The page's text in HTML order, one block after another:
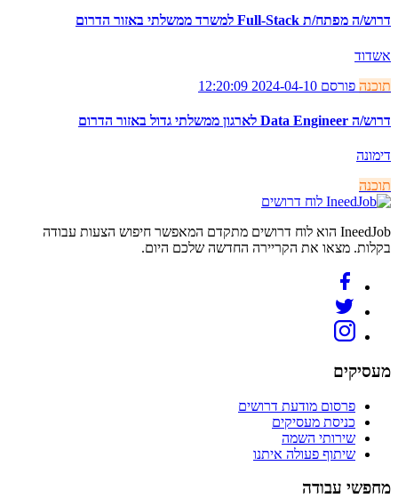
דרוש/ה מפתח/ת Full-Stack למשרד ממשלתי באזור הדרום
אשדוד
תוכנה פורסם 2024-04-10 12:20:09
דרוש/ה Data Engineer לארגון ממשלתי גדול באזור הדרום
דימונה
תוכנה
לוח דרושים
IneedJob הוא לוח דרושים מתקדם המאפשר חיפוש הצעות עבודה
בקלות. מצאו את הקריירה החדשה שלכם היום.
מעסיקים
פרסום מודעת דרושים
כניסת מעסיקים
שירותי השמה
שיתוף פעולה איתנו
מחפשי עבודה